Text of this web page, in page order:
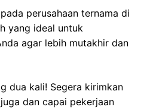
perusahaan ternama di
yang ideal untuk
agar lebih mutakhir dan
dua kali! Segera kirimkan
dan capai pekerjaan